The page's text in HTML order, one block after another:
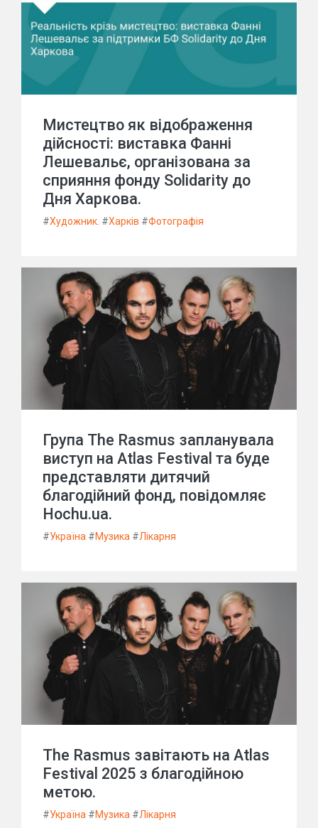
Мистецтво як відображення
дійсності: виставка Фанні
Лешевальє, організована за
сприяння фонду Solidarity до
Дня Харкова.
#Художник. #Харків #Фотографія
Група The Rasmus запланувала
виступ на Atlas Festival та буде
представляти дитячий
благодійний фонд, повідомляє
Hochu.ua.
#Україна #Музика #Лікарня
The Rasmus завітають на Atlas
Festival 2025 з благодійною
метою.
#Україна #Музика #Лікарня